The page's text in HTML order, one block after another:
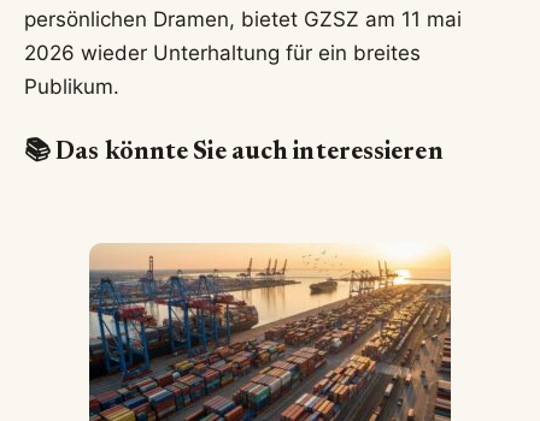
persönlichen Dramen, bietet GZSZ am 11 mai
2026 wieder Unterhaltung für ein breites
Publikum.
📚 Das könnte Sie auch interessieren